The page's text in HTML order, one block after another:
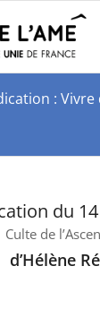
: Vivre
du
Culte de
d’Hélène